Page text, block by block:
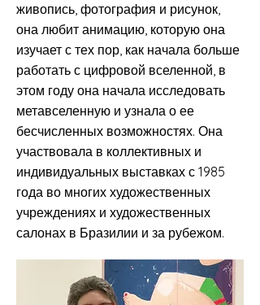
живопись, фотография и рисунок,
она любит анимацию, которую она
изучает с тех пор, как начала больше
работать с цифровой вселенной, в
этом году она начала исследовать
метавселенную и узнала о ее
бесчисленных возможностях. Она
участвовала в коллективных и
индивидуальных выставках с 1985
года во многих художественных
учреждениях и художественных
салонах в Бразилии и за рубежом.